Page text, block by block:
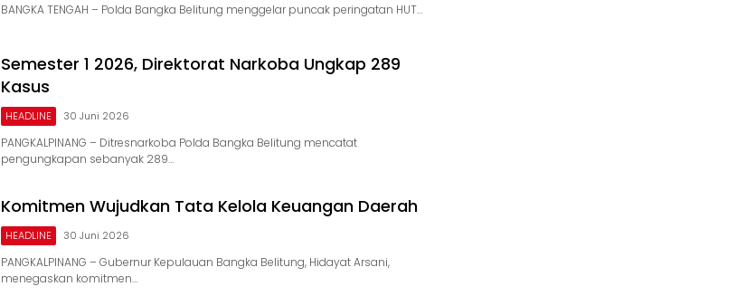
BANGKA TENGAH – Polda Bangka Belitung menggelar puncak peringatan HUT…
Semester 1 2026, Direktorat Narkoba Ungkap 289
Kasus
HEADLINE 30 Juni 2026
PANGKALPINANG – Ditresnarkoba Polda Bangka Belitung mencatat
pengungkapan sebanyak 289…
Komitmen Wujudkan Tata Kelola Keuangan Daerah
HEADLINE 30 Juni 2026
​PANGKALPINANG – Gubernur Kepulauan Bangka Belitung, Hidayat Arsani,
menegaskan komitmen…